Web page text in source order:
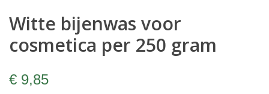
Witte bijenwas voor
cosmetica per 250 gram
€ 9,85